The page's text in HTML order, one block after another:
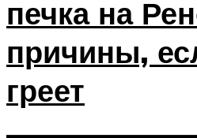
печка на
причины,
греет